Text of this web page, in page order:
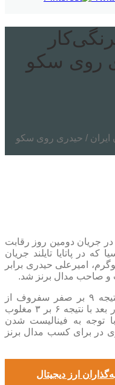
روی سکو
ایران / حیدری روی سکو
در جریان دومین روز رقابت
در پاتایا تایلند جریان
در مرحله رده بندی وزن ۶۰ کیلوگرم، امیرعلی حیدری برابر
و صاحب مدال برنز شد.
حیدری در دور اول این مسابقات با نتیجه ۹ بر صفر سفروف از
تاجیکستان را مغلوب کرد. وی و در دور بعد با نتیجه ۶ بر ۳ مغلوب
توجه به فینالیست شدن
در برای کسب مدال برنز
ارز دیجیتال